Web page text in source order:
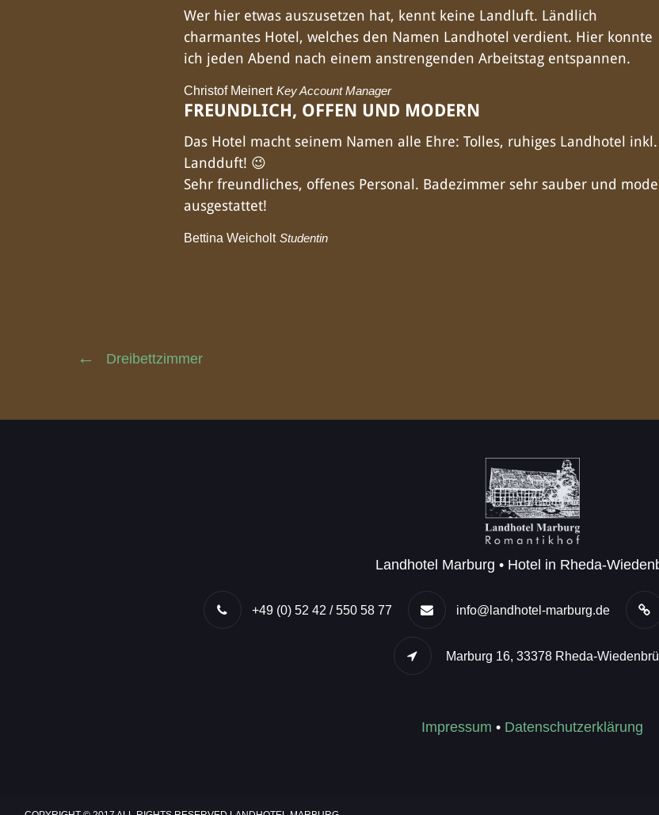
Wer hier etwas auszusetzen hat, kennt keine Landluft. Ländlich
charmantes Hotel, welches den Namen Landhotel verdient. Hier konnte
ich jeden Abend nach einem anstrengenden Arbeitstag entspannen.
Christof Meinert Key Account Manager
FREUNDLICH, OFFEN UND MODERN
Das Hotel macht seinem Namen alle Ehre: Tolles, ruhiges Landhotel inkl.
Landduft! 😉
Sehr freundliches, offenes Personal. Badezimmer sehr sauber und
ausgestattet!
Bettina Weicholt Studentin
Dreibettzimmer
Landhotel Marburg • Hotel in Rheda-
+49 (0) 52 42 / 550 58 77 info@landhotel-marburg.de
Marburg 16, 33378 Rheda-
Impressum • Datenschutzerklärung